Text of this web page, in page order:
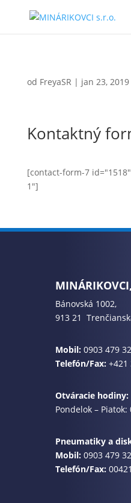
od FreyaSR | jan 23, 2019
Kontaktný
[contact-form-7
1"]
Bánovská 1002,
913 21
Mobil: 0903 479
Telefón/Fax:+421
Otváracie hodiny:
Pondelok – Piatok:
Pneumatiky a
Mobil: 0903 479
Telefón/Fax: